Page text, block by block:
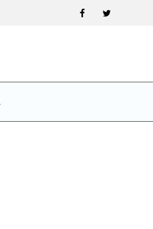
FacebookTwitter